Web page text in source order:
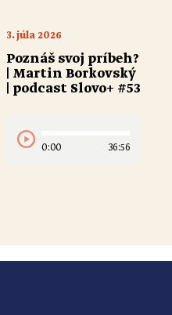
3. júla 2026
Poznáš svoj príbeh?
| Martin Borkovský
| podcast Slovo+ #53
0:00 36:56